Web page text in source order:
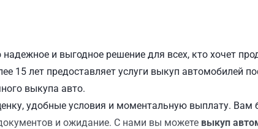
надежное и выгодное решение для всех, кто хочет
15 лет предоставляет услуги выкуп автомобилей
выкупа авто.
удобные условия и моментальную выплату.
и ожидание. С нами вы можете выкуп